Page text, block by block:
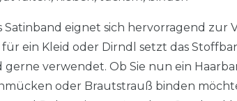
Satinband eignet sich hervorragend
ein Kleid oder Dirndl setzt das
gerne verwendet. Ob Sie nun ein
oder Brautstrauß binden